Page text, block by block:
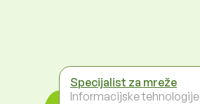
Specijalist za mreže
Informacijske tehnologije